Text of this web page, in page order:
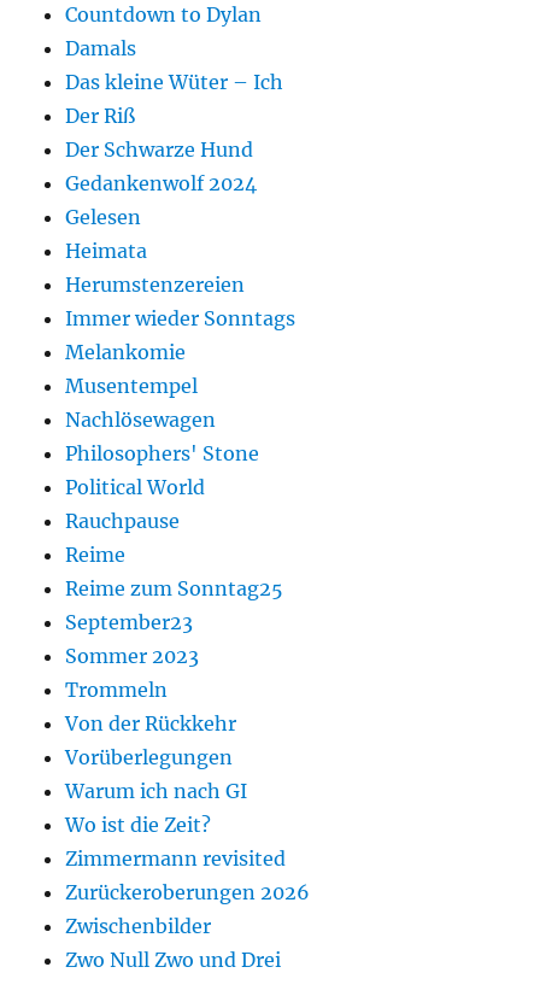
Countdown to Dylan
Damals
Das kleine Wüter – Ich
Der Riß
Der Schwarze Hund
Gedankenwolf 2024
Gelesen
Heimata
Herumstenzereien
Immer wieder Sonntags
Melankomie
Musentempel
Nachlösewagen
Philosophers' Stone
Political World
Rauchpause
Reime
Reime zum Sonntag25
September23
Sommer 2023
Trommeln
Von der Rückkehr
Vorüberlegungen
Warum ich nach GI
Wo ist die Zeit?
Zimmermann revisited
Zurückeroberungen 2026
Zwischenbilder
Zwo Null Zwo und Drei